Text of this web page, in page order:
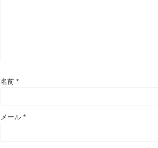
名前 *
メール *